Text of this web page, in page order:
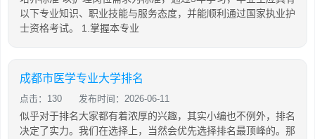
以下专业知识、职业技能与服务态度，并能顺利通过国家执业护
士资格考试。 1.掌握本专业
成都市医学专业大学排名
点击：130 发布时间：2026-06-11
似乎对于排名大家都有着浓厚的兴趣，其实小编也不例外，排名
决定了实力。我们在选择上，当然会优先选择排名最顶峰的。那